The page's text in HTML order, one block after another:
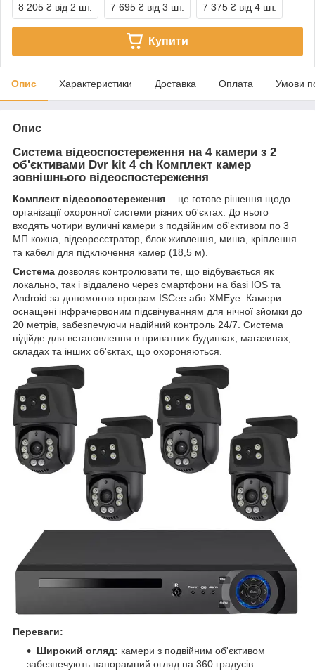
8 205 ₴ від 2 шт. 7 695 ₴ від 3 шт. 7 375 ₴ від 4 шт.
Купити
Опис Характеристики Доставка Оплата Умови
Опис
Система відеоспостереження на 4 камери з 2
об'єктивами Dvr kit 4 ch Комплект камер
зовнішнього відеоспостереження
Комплект відеоспостереження— це готове рішення щодо
організації охоронної системи різних об'єктах. До нього
входять чотири вуличні камери з подвійним об'єктивом по 3
МП кожна, відеореєстратор, блок живлення, миша, кріплення
та кабелі для підключення камер (18,5 м).
Система дозволяє контролювати те, що відбувається як
локально, так і віддалено через смартфони на базі IOS та
Android за допомогою програм ISCee або XMEye. Камери
оснащені інфрачервоним підсвічуванням для нічної зйомки до
20 метрів, забезпечуючи надійний контроль 24/7. Система
підійде для встановлення в приватних будинках, магазинах,
складах та інших об'єктах, що охороняються.
Переваги:
Широкий огляд: камери з подвійним об'єктивом
забезпечують панорамний огляд на 360 градусів.